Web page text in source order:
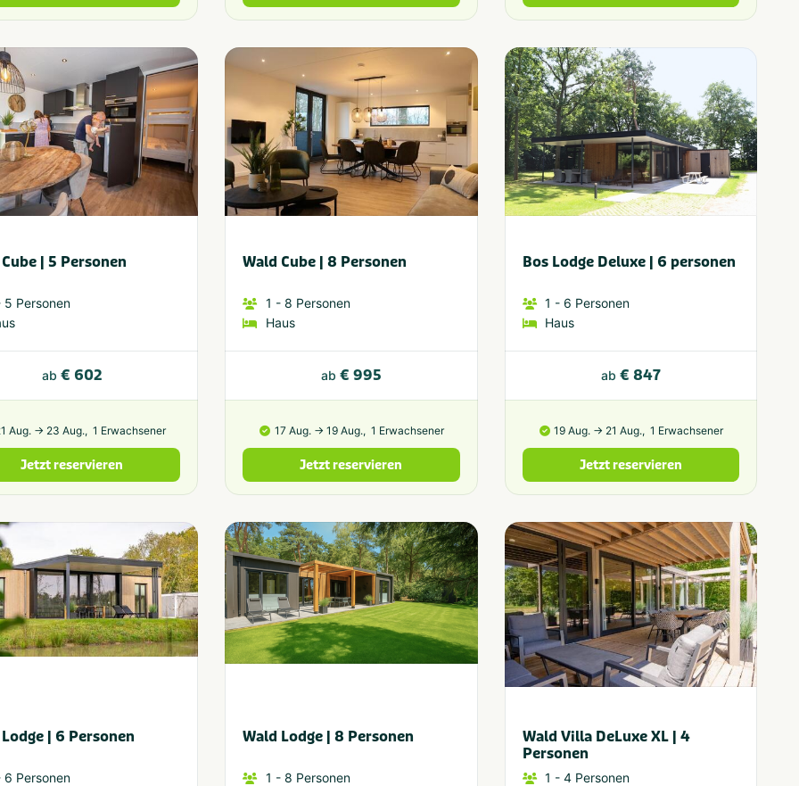
| 5 Personen
Personen
ab € 602
Aug. → 23 Aug., 1 Erwachsener
Jetzt reservieren
Wald Cube | 8 Personen
1 - 8 Personen
Haus
ab € 995
17 Aug. → 19 Aug., 1 Erwachsener
Jetzt reservieren
Bos Lodge Deluxe | 6 personen
1 - 6 Personen
Haus
ab € 847
19 Aug. → 21 Aug., 1 Erwachsener
Jetzt reservieren
| 6 Personen
Personen
Wald Lodge | 8 Personen
1 - 8 Personen
Wald Villa DeLuxe XL | 4
Personen
1 - 4Personen